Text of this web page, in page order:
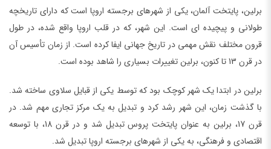
برلین، پایتخت آلمان، یکی از شهرهای برجسته اروپا است که دارای تاریخچه
طولانی و پیچیده ای است. این شهر، که در قلب اروپا واقع شده، در طول
قرون مختلف نقش مهمی در تاریخ جهانی ایفا کرده است. از زمان تأسیس آن
در قرن 13 تا کنون، برلین تغییرات بسیاری را شاهد بوده است.
برلین در ابتدا یک شهر کوچک بود که توسط یکی از قبایل سلاوی ساخته شد.
با گذشت زمان، این شهر رشد کرد و تبدیل به یک مرکز تجاری مهم شد. در
قرن 17، برلین به عنوان پایتخت پروس تبدیل شد و در قرن 18، با توسعه
اقتصادی و فرهنگی، به یکی از شهرهای برجسته اروپا تبدیل شد.